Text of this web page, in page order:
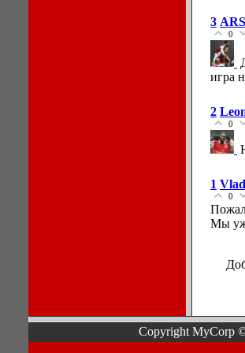
3
0
игра
2
0
1
0
Мы
Copyright MyCorp